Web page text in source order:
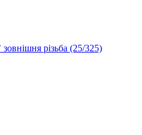
різьба (25/325)